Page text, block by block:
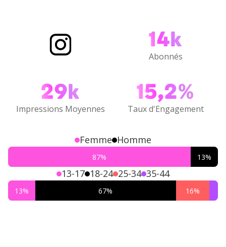
14k
Abonnés
29k
Impressions Moyennes
15,2%
Taux d'Engagement
Femme Homme
87% 13%
13-17 18-24 25-34 35-44
13% 67% 16%